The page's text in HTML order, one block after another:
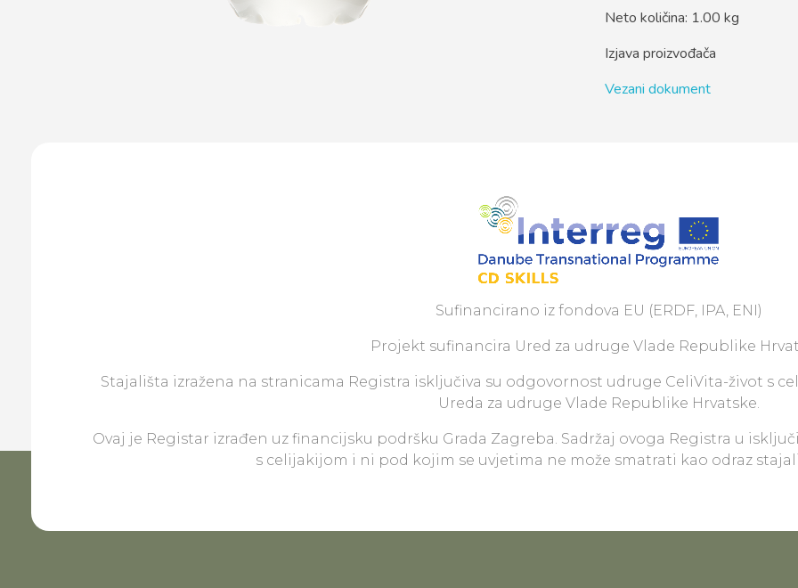
Neto količina: 1.00 kg
Izjava proizvođača
Vezani dokument
Sufinancirano iz fondova EU (ERDF, IPA, ENI)
Projekt sufinancira Ured za udruge Vlade Republike
Stajališta izražena na stranicama Registra isključiva su odgovornost udruge CeliVita-život s
Ureda za udruge Vlade Republike Hrvatske.
Ovaj je Registar izrađen uz financijsku podršku Grada Zagreba. Sadržaj ovoga Registra u
s celijakijom i ni pod kojim se uvjetima ne može smatrati kao odraz